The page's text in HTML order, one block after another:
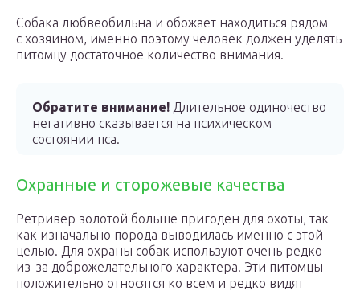
Собака любвеобильна и обожает находиться рядом
с хозяином, именно поэтому человек должен уделять
питомцу достаточное количество внимания.
Обратите внимание! Длительное одиночество
негативно сказывается на психическом
состоянии пса.
Охранные и сторожевые качества
Ретривер золотой больше пригоден для охоты, так
как изначально порода выводилась именно с этой
целью. Для охраны собак используют очень редко
из-за доброжелательного характера. Эти питомцы
положительно относятся ко всем и редко видят